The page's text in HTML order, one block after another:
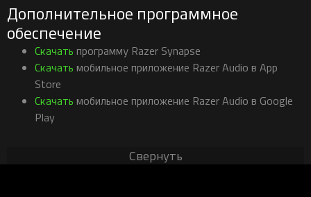
Дополнительное программное
обеспечение
Скачать программу Razer Synapse
Скачать мобильное приложение Razer Audio в App
Store
Скачать мобильное приложение Razer Audio в Google
Play
Свернуть